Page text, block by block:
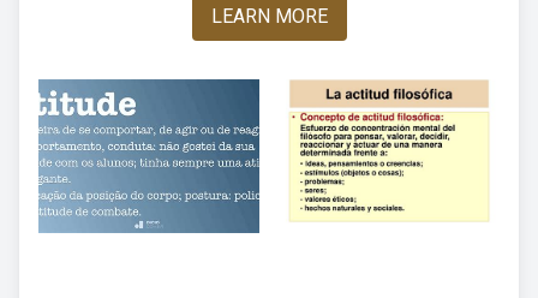
LEARN MORE